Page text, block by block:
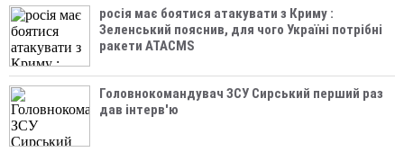
росія має боятися атакувати з Криму :
Зеленський пояснив, для чого Україні потрібні
ракети ATACMS
Головнокомандувач ЗСУ Сирський перший раз
дав інтерв'ю